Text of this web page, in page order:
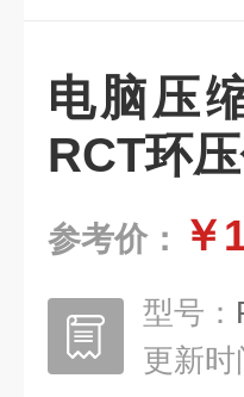
电脑压
RCT环
参考价： ￥
型号：
更新时